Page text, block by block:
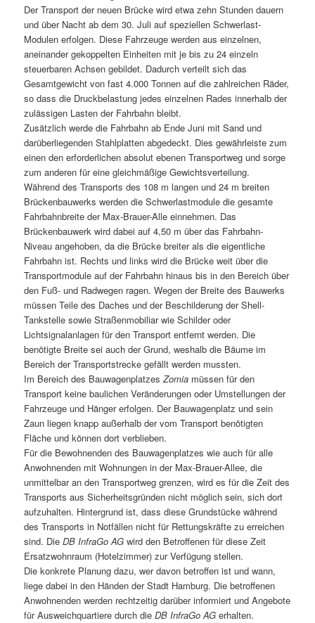
Der Transport der neuen Brücke wird etwa zehn Stunden dauern
und über Nacht ab dem 30. Juli auf speziellen Schwerlast-
Modulen erfolgen. Diese Fahrzeuge werden aus einzelnen,
aneinander gekoppelten Einheiten mit je bis zu 24 einzeln
steuerbaren Achsen gebildet. Dadurch verteilt sich das
Gesamtgewicht von fast 4.000 Tonnen auf die zahlreichen Räder,
so dass die Druckbelastung jedes einzelnen Rades innerhalb der
zulässigen Lasten der Fahrbahn bleibt.
Zusätzlich werde die Fahrbahn ab Ende Juni mit Sand und
darüberliegenden Stahlplatten abgedeckt. Dies gewährleiste zum
einen den erforderlichen absolut ebenen Transportweg und sorge
zum anderen für eine gleichmäßige Gewichtsverteilung.
Während des Transports des 108 m langen und 24 m breiten
Brückenbauwerks werden die Schwerlastmodule die gesamte
Fahrbahnbreite der Max-Brauer-Alle einnehmen. Das
Brückenbauwerk wird dabei auf 4,50 m über das Fahrbahn-
Niveau angehoben, da die Brücke breiter als die eigentliche
Fahrbahn ist. Rechts und links wird die Brücke weit über die
Transportmodule auf der Fahrbahn hinaus bis in den Bereich über
den Fuß- und Radwegen ragen. Wegen der Breite des Bauwerks
müssen Teile des Daches und der Beschilderung der Shell-
Tankstelle sowie Straßenmobiliar wie Schilder oder
Lichtsignalanlagen für den Transport entfernt werden. Die
benötigte Breite sei auch der Grund, weshalb die Bäume im
Bereich der Transportstrecke gefällt werden mussten.
Im Bereich des BauwagenplatzesZomia müssen für den
Transport keine baulichen Veränderungen oder Umstellungen der
Fahrzeuge und Hänger erfolgen. Der Bauwagenplatz und sein
Zaun liegen knapp außerhalb der vom Transport benötigten
Fläche und können dort verblieben.
Für die Bewohnenden des Bauwagenplatzes wie auch für alle
Anwohnenden mit Wohnungen in der Max-Brauer-Allee, die
unmittelbar an den Transportweg grenzen, wird es für die Zeit des
Transports aus Sicherheitsgründen nicht möglich sein, sich dort
aufzuhalten. Hintergrund ist, dass diese Grundstücke während
des Transports in Notfällen nicht für Rettungskräfte zu erreichen
sind. DieDB InfraGo AG wird den Betroffenen für diese Zeit
Ersatzwohnraum (Hotelzimmer) zur Verfügung stellen.
Die konkrete Planung dazu, wer davon betroffen ist und wann,
liege dabei in den Händen der Stadt Hamburg. Die betroffenen
Anwohnenden werden rechtzeitig darüber informiert und Angebote
für Ausweichquartiere durch dieDB InfraGo AG erhalten.